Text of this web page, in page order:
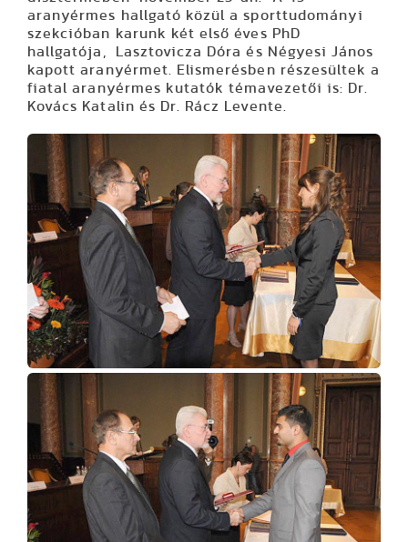
aranyérmes hallgató közül a sporttudományi
szekcióban karunk két első éves PhD
hallgatója,
Lasztovicza Dóra és Négyesi János
kapott aranyérmet. Elismerésben részesültek a
fiatal aranyérmes kutatók témavezetői is: Dr.
Kovács Katalin és Dr. Rácz Levente.